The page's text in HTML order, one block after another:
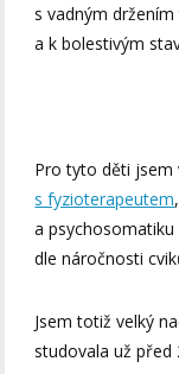
s vadným
a k bolestivým
Pro tyto děti
s fyzioterapeutem
a
dle náročnosti
Jsem totiž velký
studovala už před